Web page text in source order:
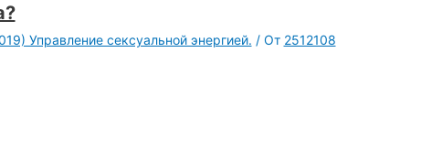
Управление сексуальной энергией. / От 2512108